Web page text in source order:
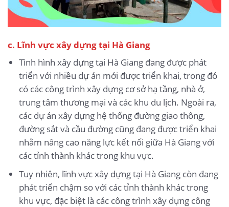
c. Lĩnh vực xây dựng tại Hà Giang
Tình hình xây dựng tại Hà Giang đang được phát
triển với nhiều dự án mới được triển khai, trong đó
có các công trình xây dựng cơ sở hạ tầng, nhà ở,
trung tâm thương mại và các khu du lịch. Ngoài ra,
các dự án xây dựng hệ thống đường giao thông,
đường sắt và cầu đường cũng đang được triển khai
nhằm nâng cao năng lực kết nối giữa Hà Giang với
các tỉnh thành khác trong khu vực.
Tuy nhiên, lĩnh vực xây dựng tại Hà Giang còn đang
phát triển chậm so với các tỉnh thành khác trong
khu vực, đặc biệt là các công trình xây dựng công